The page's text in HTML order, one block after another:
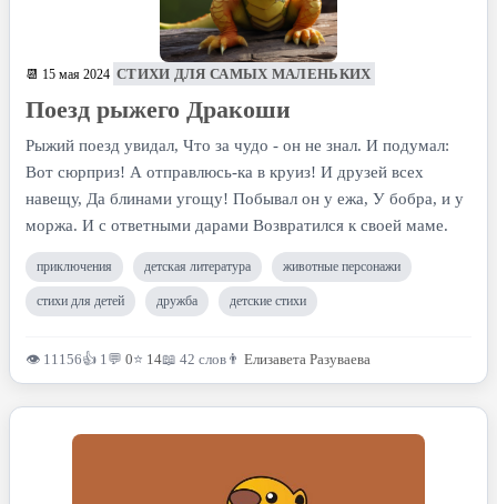
📆 15 мая 2024 СТИХИ ДЛЯ САМЫХ МАЛЕНЬКИХ
Поезд рыжего Дракоши
Рыжий поезд увидал, Что за чудо - он не знал. И подумал:
Вот сюрприз! А отправлюсь-ка в круиз! И друзей всех
навещу, Да блинами угощу! Побывал он у ежа, У бобра, и у
моржа. И с ответными дарами Возвратился к своей маме.
приключения детская литература животные персонажи
стихи для детей дружба детские стихи
👁 11156👍 1💬 0⭐ 14📖 42 слов 👨 Елизавета Разуваева